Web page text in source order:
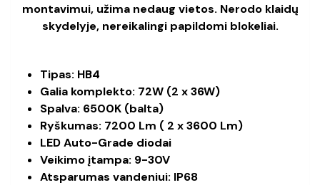
montavimui, užima nedaug vietos. Nerodo klaidų
skydelyje, nereikalingi papildomi blokeliai.
Tipas: HB4
Galia komplekto: 72W (2 x 36W)
Spalva: 6500K (balta)
Ryškumas: 7200 Lm ( 2 x 3600 Lm)
LED Auto-Grade diodai
Veikimo įtampa: 9-30V
Atsparumas vandeniui: IP68